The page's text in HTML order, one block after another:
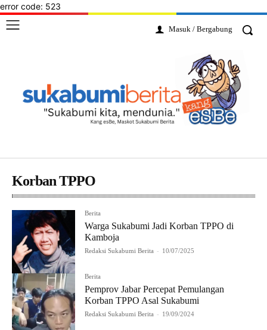
error code: 523
Masuk / Bergabung
Korban TPPO
Berita
Warga Sukabumi Jadi Korban TPPO di
Kamboja
Redaksi Sukabumi Berita - 10/07/2025
Berita
Pemprov Jabar Percepat Pemulangan
Korban TPPO Asal Sukabumi
Redaksi Sukabumi Berita - 19/09/2024